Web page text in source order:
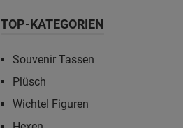
TOP-KATEGORIEN
Souvenir Tassen
Plüsch
Wichtel Figuren